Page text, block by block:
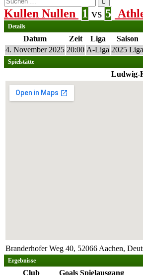
nach:
Kullen Nullen 1 vs 5
Details
Datum Zeit Liga
Saison
4. November 2025 20:00 A-Liga 2025 Liga
Spielstätte
Ludwig-
Branderhofer Weg 40, 52066 Aachen,
Ergebnisse
Club Goals Spielausgang